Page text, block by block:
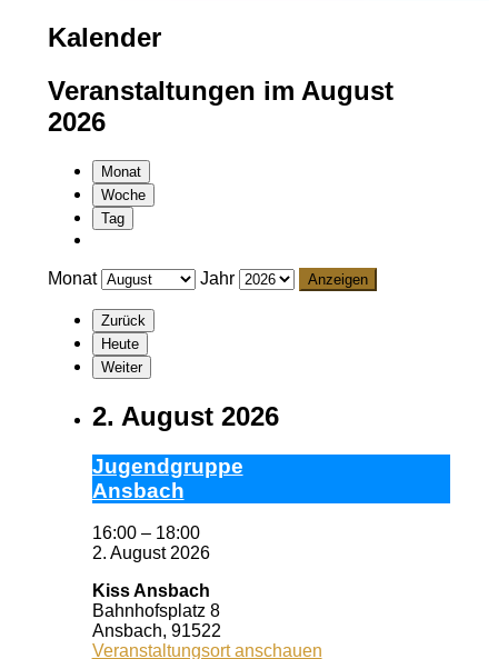
Kalender
Veranstaltungen im August
2026
Monat
Woche
Tag
Monat Jahr
Zurück
Heute
Weiter
2. August 2026
Ju­gend­grup­pe
Ans­bach
16:00 – 18:00
2. August 2026
Kiss Ansbach
Bahnhofsplatz 8
Ansbach, 91522
Veranstaltungsort anschauen